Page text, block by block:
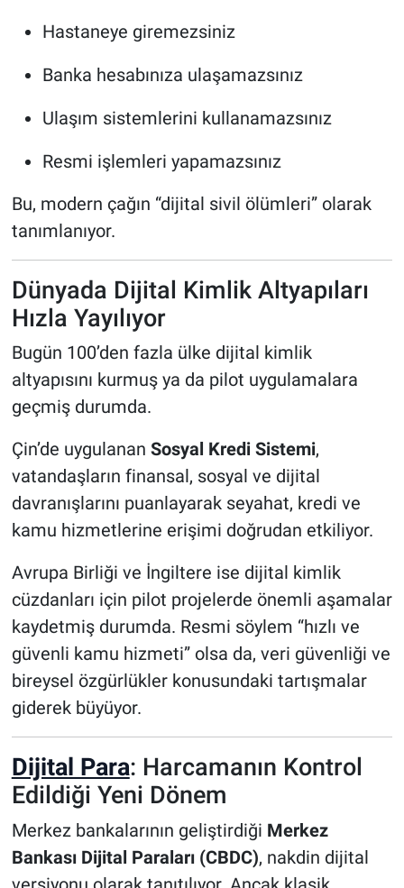
Hastaneye giremezsiniz
Banka hesabınıza ulaşamazsınız
Ulaşım sistemlerini kullanamazsınız
Resmi işlemleri yapamazsınız
Bu, modern çağın “dijital sivil ölümleri” olarak
tanımlanıyor.
Dünyada Dijital Kimlik Altyapıları
Hızla Yayılıyor
Bugün 100’den fazla ülke dijital kimlik
altyapısını kurmuş ya da pilot uygulamalara
geçmiş durumda.
Çin’de uygulanan Sosyal Kredi Sistemi,
vatandaşların finansal, sosyal ve dijital
davranışlarını puanlayarak seyahat, kredi ve
kamu hizmetlerine erişimi doğrudan etkiliyor.
Avrupa Birliği ve İngiltere ise dijital kimlik
cüzdanları için pilot projelerde önemli aşamalar
kaydetmiş durumda. Resmi söylem “hızlı ve
güvenli kamu hizmeti” olsa da, veri güvenliği ve
bireysel özgürlükler konusundaki tartışmalar
giderek büyüyor.
Dijital Para: Harcamanın Kontrol
Edildiği Yeni Dönem
Merkez bankalarının geliştirdiği Merkez
Bankası Dijital Paraları (CBDC), nakdin dijital